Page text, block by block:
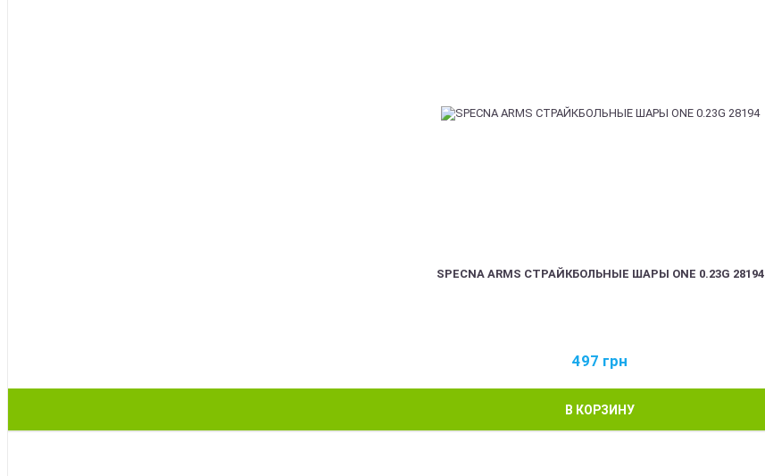
SPECNA ARMS СТРАЙКБОЛЬНЫЕ ШАРЫ ONE 0.23G 28194
497 грн
В КОРЗИНУ